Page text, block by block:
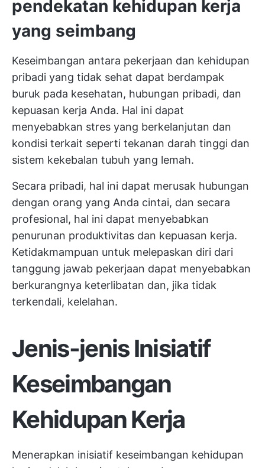
pendekatan kehidupan kerja
yang seimbang
Keseimbangan antara pekerjaan dan kehidupan
pribadi yang tidak sehat dapat berdampak
buruk pada kesehatan, hubungan pribadi, dan
kepuasan kerja Anda. Hal ini dapat
menyebabkan stres yang berkelanjutan dan
kondisi terkait seperti tekanan darah tinggi dan
sistem kekebalan tubuh yang lemah.
Secara pribadi, hal ini dapat merusak hubungan
dengan orang yang Anda cintai, dan secara
profesional, hal ini dapat menyebabkan
penurunan produktivitas dan kepuasan kerja.
Ketidakmampuan untuk melepaskan diri dari
tanggung jawab pekerjaan dapat menyebabkan
berkurangnya keterlibatan dan, jika tidak
terkendali, kelelahan.
Jenis-jenis Inisiatif
Keseimbangan
Kehidupan Kerja
Menerapkan inisiatif keseimbangan kehidupan